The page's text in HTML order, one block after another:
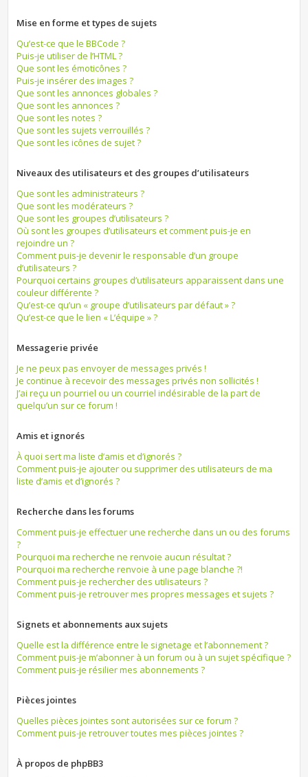
Mise en forme et types de sujets
Qu’est-ce que le BBCode ?
Puis-je utiliser de l’HTML ?
Que sont les émoticônes ?
Puis-je insérer des images ?
Que sont les annonces globales ?
Que sont les annonces ?
Que sont les notes ?
Que sont les sujets verrouillés ?
Que sont les icônes de sujet ?
Niveaux des utilisateurs et des groupes d’utilisateurs
Que sont les administrateurs ?
Que sont les modérateurs ?
Que sont les groupes d’utilisateurs ?
Où sont les groupes d’utilisateurs et comment puis-je en
rejoindre un ?
Comment puis-je devenir le responsable d’un groupe
d’utilisateurs ?
Pourquoi certains groupes d’utilisateurs apparaissent dans une
couleur différente ?
Qu’est-ce qu’un « groupe d’utilisateurs par défaut » ?
Qu’est-ce que le lien « L’équipe » ?
Messagerie privée
Je ne peux pas envoyer de messages privés !
Je continue à recevoir des messages privés non sollicités !
J’ai reçu un pourriel ou un courriel indésirable de la part de
quelqu’un sur ce forum !
Amis et ignorés
À quoi sert ma liste d’amis et d’ignorés ?
Comment puis-je ajouter ou supprimer des utilisateurs de ma
liste d’amis et d’ignorés ?
Recherche dans les forums
Comment puis-je effectuer une recherche dans un ou des forums
?
Pourquoi ma recherche ne renvoie aucun résultat ?
Pourquoi ma recherche renvoie à une page blanche ?!
Comment puis-je rechercher des utilisateurs ?
Comment puis-je retrouver mes propres messages et sujets ?
Signets et abonnements aux sujets
Quelle est la différence entre le signetage et l’abonnement ?
Comment puis-je m’abonner à un forum ou à un sujet spécifique ?
Comment puis-je résilier mes abonnements ?
Pièces jointes
Quelles pièces jointes sont autorisées sur ce forum ?
Comment puis-je retrouver toutes mes pièces jointes ?
À propos de phpBB3